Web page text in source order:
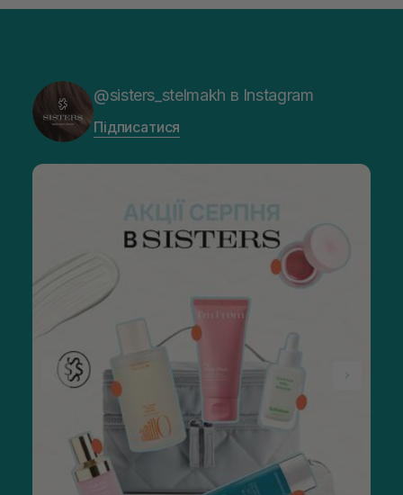
@sisters_stelmakh в Instagram
Підписатися